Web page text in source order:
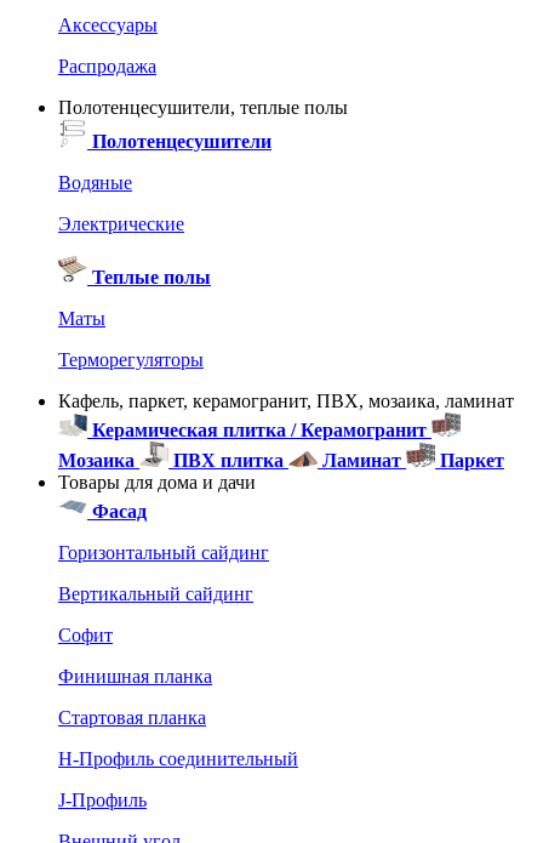
Аксессуары
Распродажа
Полотенцесушители, теплые полы
Полотенцесушители
Водяные
Электрические
Теплые полы
Маты
Терморегуляторы
Кафель, паркет, керамогранит, ПВХ, мозаика, ламинат
Керамическая плитка / Керамогранит
Мозаика
ПВХ плитка Ламинат
Паркет
Товары для дома и дачи
Фасад
Горизонтальный сайдинг
Вертикальный сайдинг
Софит
Финишная планка
Стартовая планка
Н-Профиль соединительный
J-Профиль